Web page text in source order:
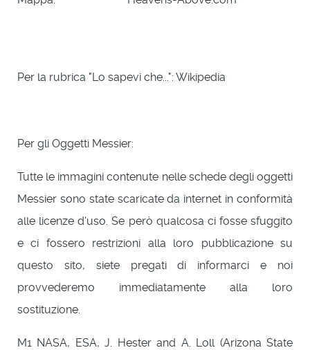
Per la rubrica "Lo sapevi che...": Wikipedia
Per gli Oggetti Messier:
Tutte le immagini contenute nelle schede degli oggetti
Messier sono state scaricate da internet in conformità
alle licenze d'uso. Se però qualcosa ci fosse sfuggito
e ci fossero restrizioni alla loro pubblicazione su
questo sito, siete pregati di informarci e noi
provvederemo immediatamente alla loro
sostituzione.
M1 NASA, ESA, J. Hester and A. Loll (Arizona State